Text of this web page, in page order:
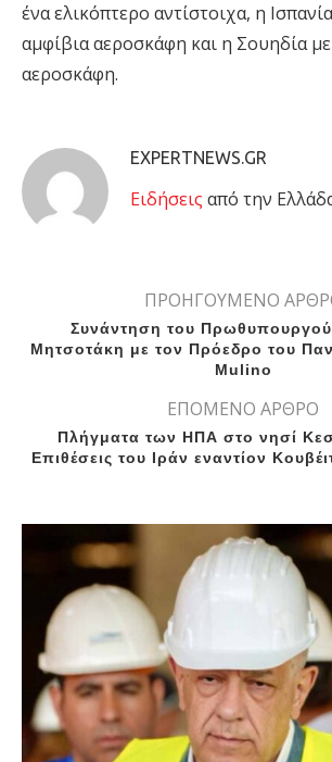
ένα ελικόπτερο αντίστοιχα, η
αμφίβια αεροσκάφη και η Σουηδία
αεροσκάφη.
EXPERTNEWS.GR
Eιδήσεις από την
ΠΡΟΗΓΟΥΜΕΝΟ
Συνάντηση του
Μητσοτάκη με τον Πρόεδρο του
Mulino
ΕΠΟΜΕΝΟ ΑΡΘΡΟ
Πλήγματα των ΗΠΑ στο νησί
Επιθέσεις του Ιράν εναντίον